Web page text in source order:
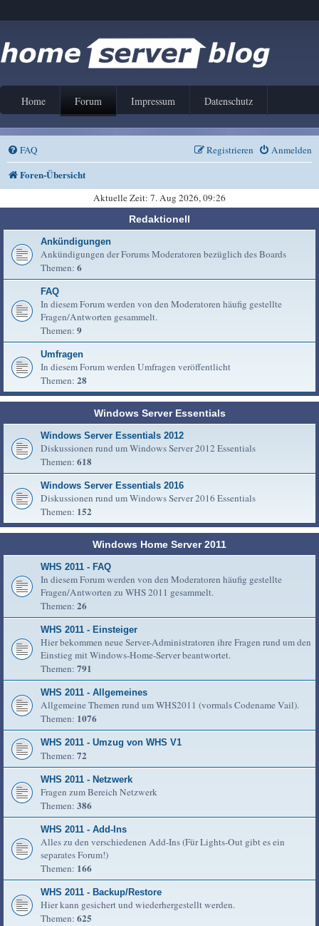
Home Forum Impressum Datenschutz
FAQ Anmelden
Registrieren
Foren-Übersicht
Aktuelle Zeit: 7. Aug 2026, 09:26
Redaktionell
Ankündigungen
Ankündigungen der Forums Moderatoren bezüglich des Boards
Themen: 6
FAQ
In diesem Forum werden von den Moderatoren häufig gestellte
Fragen/Antworten gesammelt.
Themen: 9
Umfragen
In diesem Forum werden Umfragen veröffentlicht
Themen: 28
Windows Server Essentials
Windows Server Essentials 2012
Diskussionen rund um Windows Server 2012 Essentials
Themen: 618
Windows Server Essentials 2016
Diskussionen rund um Windows Server 2016 Essentials
Themen: 152
Windows Home Server 2011
WHS 2011 - FAQ
In diesem Forum werden von den Moderatoren häufig gestellte
Fragen/Antworten zu WHS 2011 gesammelt.
Themen: 26
WHS 2011 - Einsteiger
Hier bekommen neue Server-Administratoren ihre Fragen rund um den
Einstieg mit Windows-Home-Server beantwortet.
Themen: 791
WHS 2011 - Allgemeines
Allgemeine Themen rund um WHS2011 (vormals Codename Vail).
Themen: 1076
WHS 2011 - Umzug von WHS V1
Themen: 72
WHS 2011 - Netzwerk
Fragen zum Bereich Netzwerk
Themen: 386
WHS 2011 - Add-Ins
Alles zu den verschiedenen Add-Ins (Für Lights-Out gibt es ein
separates Forum!)
Themen: 166
WHS 2011 - Backup/Restore
Hier kann gesichert und wiederhergestellt werden.
Themen: 625